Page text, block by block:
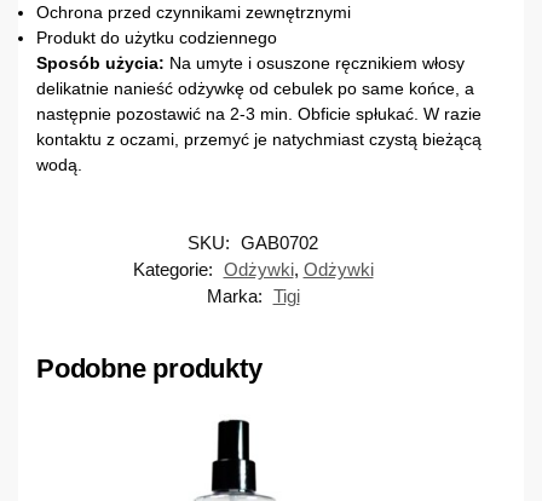
Ochrona przed czynnikami zewnętrznymi
Produkt do użytku codziennego
Sposób użycia: Na umyte i osuszone ręcznikiem włosy
delikatnie nanieść odżywkę od cebulek po same końce, a
następnie pozostawić na 2-3 min. Obficie spłukać. W razie
kontaktu z oczami, przemyć je natychmiast czystą bieżącą
wodą.
SKU: GAB0702
Kategorie: Odżywki, Odżywki
Marka: Tigi
Podobne produkty